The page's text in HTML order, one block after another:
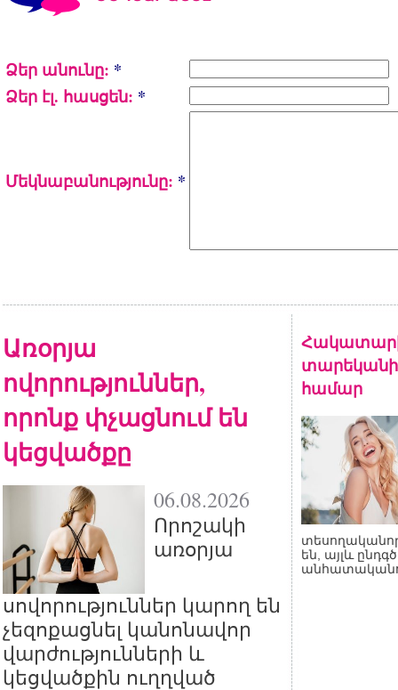
Ձեր անունը: *
Ձեր էլ. հասցեն: *
Մեկնաբանությունը: *
Առօրյա
ովորություններ,
որոնք փչացնում են
կեցվածքը
06.08.2026
Որոշակի
առօրյա
սովորություններ կարող են
չեզոքացնել կանոնավոր
վարժությունների և
կեցվածքին ուղղված
համար
են, այլև